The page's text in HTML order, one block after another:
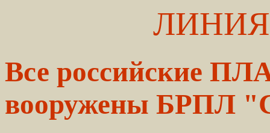
Все российские
вооружены БРПЛ